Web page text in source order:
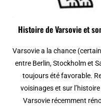
Histoire de Varsovie et
Varsovie a la chance
entre Berlin, Stockholm et
toujours été favorable.
voisinages et sur
Varsovie récemment